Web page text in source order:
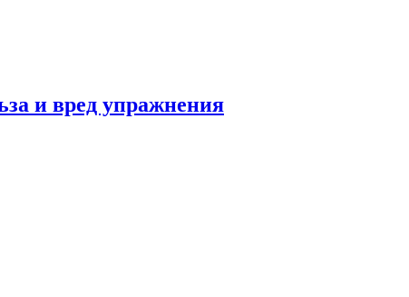
и вред упражнения